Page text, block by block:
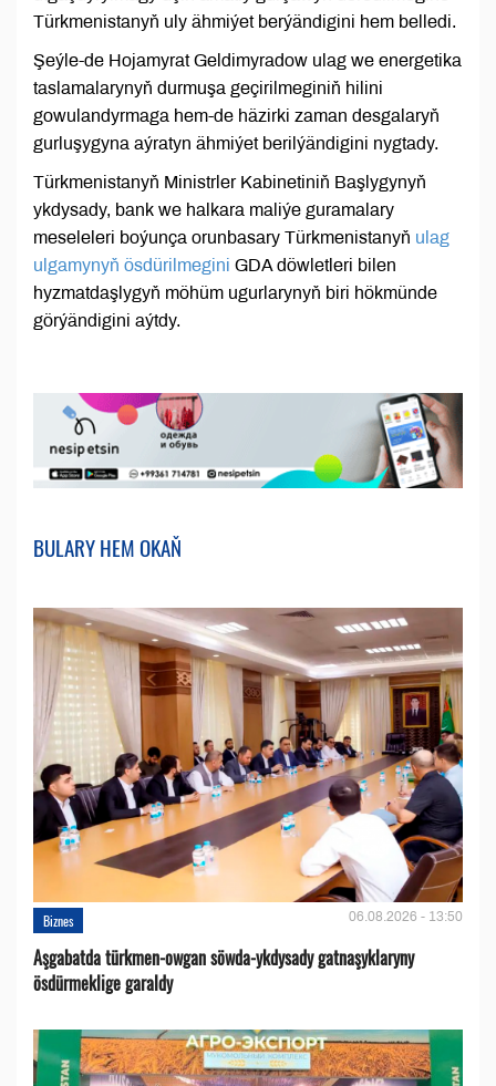
Türkmenistanyň uly ähmiýet berýändigini hem belledi.
Şeýle-de Hojamyrat Geldimyradow ulag we energetika
taslamalarynyň durmuşa geçirilmeginiň hilini
gowulandyrmaga hem-de häzirki zaman desgalaryň
gurluşygyna aýratyn ähmiýet berilýändigini nygtady.
Türkmenistanyň Ministrler Kabinetiniň Başlygynyň
ykdysady, bank we halkara maliýe guramalary
meseleleri boýunça orunbasary Türkmenistanyň ulag
ulgamynyň ösdürilmegini GDA döwletleri bilen
hyzmatdaşlygyň möhüm ugurlarynyň biri hökmünde
görýändigini aýtdy.
BULARY HEM OKAŇ
Biznes 06.08.2026 - 13:50
Aşgabatda türkmen-owgan söwda-ykdysady gatnaşyklaryny
ösdürmeklige garaldy